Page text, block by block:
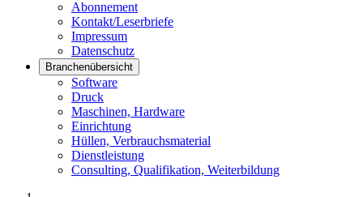
Abonnement
Kontakt/Leserbriefe
Impressum
Datenschutz
Branchenübersicht
Software
Druck
Maschinen, Hardware
Einrichtung
Hüllen, Verbrauchsmaterial
Dienstleistung
Consulting, Qualifikation, Weiterbildung